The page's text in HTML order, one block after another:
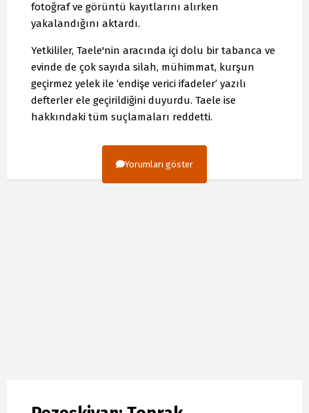
fotoğraf ve görüntü kayıtlarını alırken
yakalandığını aktardı.
Yetkililer, Taele'nin aracında içi dolu bir tabanca ve
evinde de çok sayıda silah, mühimmat, kurşun
geçirmez yelek ile ‘endişe verici ifadeler’ yazılı
defterler ele geçirildiğini duyurdu. Taele ise
hakkındaki tüm suçlamaları reddetti.
Yorumları göster